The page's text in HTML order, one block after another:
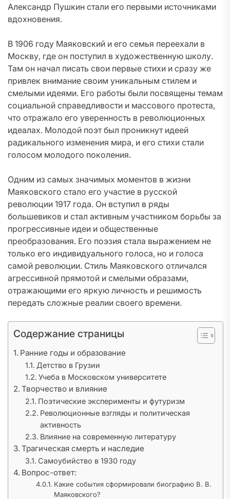
Александр Пушкин стали его первыми источниками
вдохновения.
В 1906 году Маяковский и его семья переехали в
Москву, где он поступил в художественную школу.
Там он начал писать свои первые стихи и сразу же
привлек внимание своим уникальным стилем и
смелыми идеями. Его работы были посвящены темам
социальной справедливости и массового протеста,
что отражало его уверенность в революционных
идеалах. Молодой поэт был проникнут идеей
радикального изменения мира, и его стихи стали
голосом молодого поколения.
Одним из самых значимых моментов в жизни
Маяковского стало его участие в русской
революции 1917 года. Он вступил в ряды
большевиков и стал активным участником борьбы за
прогрессивные идеи и общественные
преобразования. Его поэзия стала выражением не
только его индивидуального голоса, но и голоса
самой революции. Стиль Маяковского отличался
агрессивной прямотой и смелыми образами,
отражающими его яркую личность и решимость
передать сложные реалии своего времени.
Содержание страницы
Ранние годы и образование
Детство в Грузии
Учеба в Московском университете
Творчество и влияние
Поэтические эксперименты и футуризм
Революционные взгляды и политическая
активность
Влияние на современную литературу
Трагическая смерть и наследие
Самоубийство в 1930 году
Вопрос-ответ:
Какие события сформировали биографию В. В.
Маяковского?